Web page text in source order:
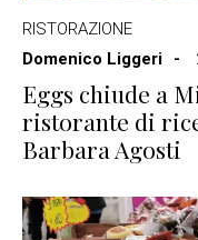
RISTORAZIONE
Domenico Liggeri
Eggs chiude a
ristorante di
Barbara Agosti